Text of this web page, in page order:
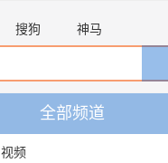
搜狗 神马
全部频道
视频